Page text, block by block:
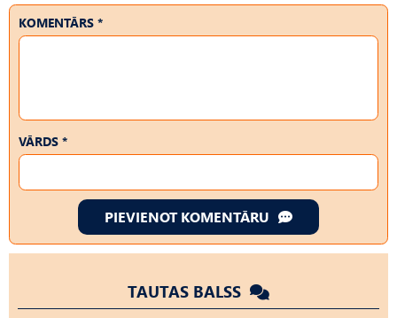
KOMENTĀRS *
VĀRDS *
PIEVIENOT KOMENTĀRU
TAUTAS BALSS